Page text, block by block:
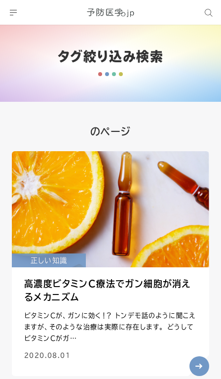
タグ絞り込み検索
のページ
正しい知識
高濃度ビタミンC療法でガン細胞が消え
るメカニズム
ビタミンCが、ガンに効く！？ トンデモ話のように聞こえ
ますが、そのような治療は実際に存在します。 どうして
ビタミンCがガ…
2020.08.01